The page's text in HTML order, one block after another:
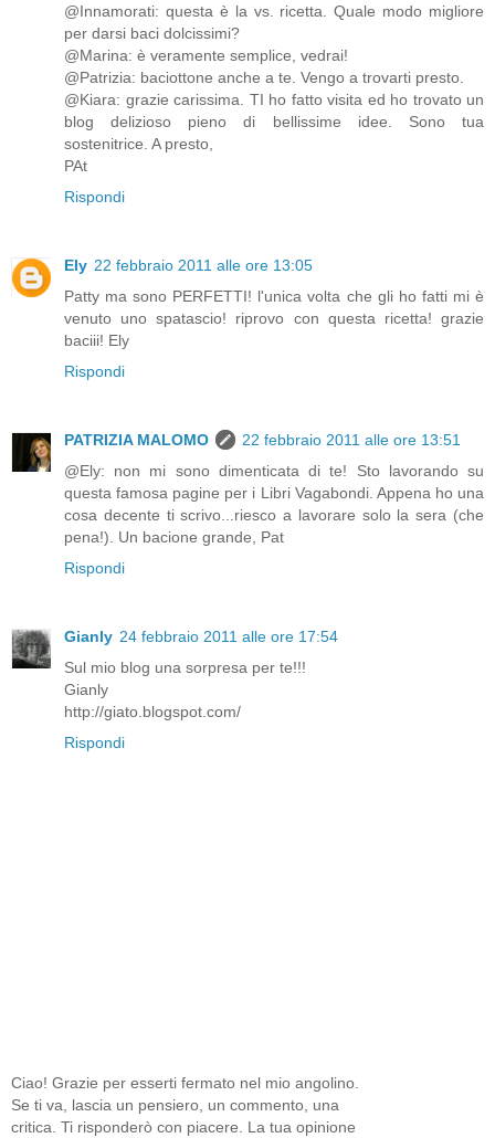
@Innamorati: questa è la vs. ricetta. Quale modo migliore
per darsi baci dolcissimi?
@Marina: è veramente semplice, vedrai!
@Patrizia: baciottone anche a te. Vengo a trovarti presto.
@Kiara: grazie carissima. TI ho fatto visita ed ho trovato un
blog delizioso pieno di bellissime idee. Sono tua
sostenitrice. A presto,
PAt
Rispondi
Ely 22 febbraio 2011 alle ore 13:05
Patty ma sono PERFETTI! l'unica volta che gli ho fatti mi è
venuto uno spatascio! riprovo con questa ricetta! grazie
baciii! Ely
Rispondi
PATRIZIA MALOMO
22 febbraio 2011 alle ore 13:51
@Ely: non mi sono dimenticata di te! Sto lavorando su
questa famosa pagine per i Libri Vagabondi. Appena ho una
cosa decente ti scrivo...riesco a lavorare solo la sera (che
pena!). Un bacione grande, Pat
Rispondi
Gianly 24 febbraio 2011 alle ore 17:54
Sul mio blog una sorpresa per te!!!
Gianly
http://giato.blogspot.com/
Rispondi
Ciao! Grazie per esserti fermato nel mio angolino.
Se ti va, lascia un pensiero, un commento, una
critica. Ti risponderò con piacere. La tua opinione